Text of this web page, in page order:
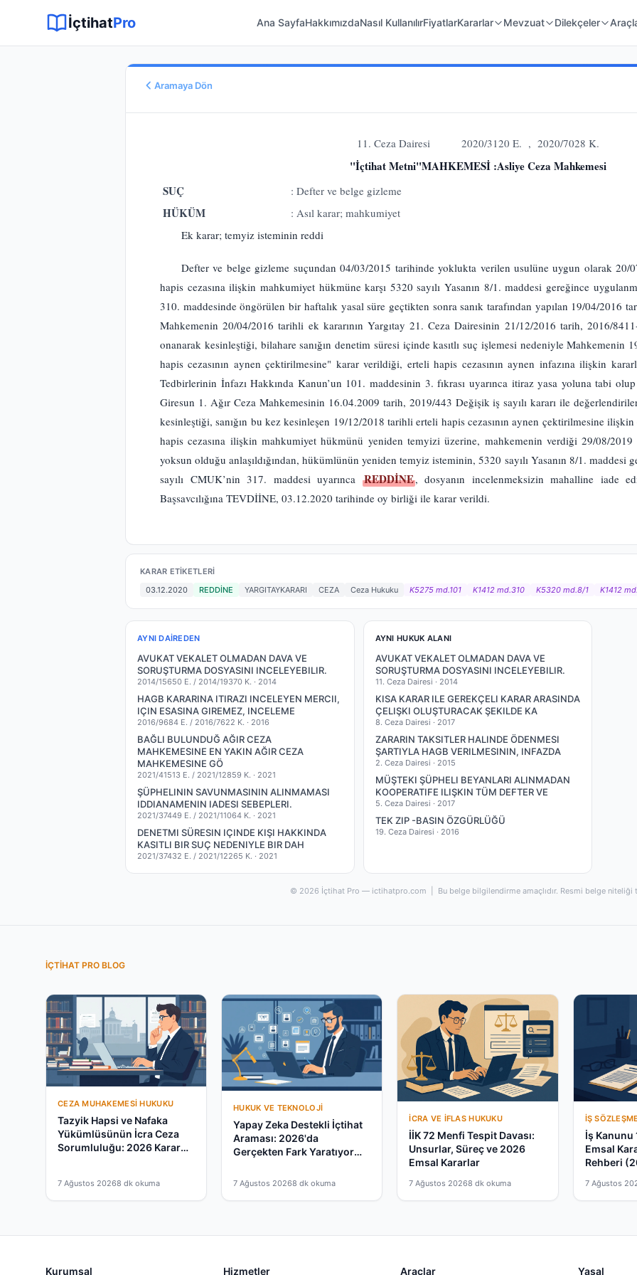
İçtihatPro Ana SayfaHakkımızdaNasıl KullanılırFiyatlarKararlar Mevzuat Dilekçeler
Aramaya Dön
Karar Tarihi
03.12.2020
Ceza Hukuku
11. Ceza Dairesi 2020/3120 E. , 2020/7028 K.
"İçtihat Metni"MAHKEMESİ :Asliye Ceza Mahkemesi
SUÇ
: Defter ve belge gizleme
HÜKÜM
: Asıl karar; mahkumiyet
Ek karar; temyiz isteminin reddi
Defter ve belge gizleme suçundan 04/03/2015 tarihinde yoklukta verilen usulüne uygun olarak 20/
hapis cezasına ilişkin mahkumiyet hükmüne karşı 5320 sayılı Yasanın 8/1. maddesi gereğince
310. maddesinde öngörülen bir haftalık yasal süre geçtikten sonra sanık tarafından yapılan 19/04/2016
Mahkemenin 20/04/2016 tarihli ek kararının Yargıtay 21. Ceza Dairesinin 21/12/2016 tarih, 2016/
onanarak kesinleştiği, bilahare sanığın denetim süresi içinde kasıtlı suç işlemesi nedeniyle Mahkemenin
hapis cezasının aynen çektirilmesine" karar verildiği, erteli hapis cezasının aynen infazına ilişkin
Tedbirlerinin İnfazı Hakkında Kanun’un 101. maddesinin 3. fıkrası uyarınca itiraz yasa yoluna tabi
Giresun 1. Ağır Ceza Mahkemesinin 16.04.2009 tarih, 2019/443 Değişik iş sayılı kararı ile
kesinleştiği, sanığın bu kez kesinleşen 19/12/2018 tarihli erteli hapis cezasının aynen çektirilmesine
hapis cezasına ilişkin mahkumiyet hükmünü yeniden temyizi üzerine, mahkemenin verdiği 29/08/
yoksun olduğu anlaşıldığından, hükümlünün yeniden temyiz isteminin, 5320 sayılı Yasanın 8/1. maddesi
sayılı CMUK’nin 317. maddesi uyarınca REDDİNE, dosyanın incelenmeksizin mahalline iade
Başsavcılığına TEVDİİNE, 03.12.2020 tarihinde oy birliği ile karar verildi.
KARAR ETIKETLERI
03.12.2020
REDDİNE YARGITAYKARARI CEZA Ceza Hukuku K5275 md.101 K1412 md.310 K5320 md.8/1 K1412
AYNI DAIREDEN
AVUKAT VEKALET OLMADAN DAVA VE
SORUŞTURMA DOSYASINI INCELEYEBILIR.
2014/15650 E. / 2014/19370 K. · 2014
HAGB KARARINA ITIRAZI INCELEYEN MERCII,
IÇIN ESASINA GIREMEZ, INCELEME
2016/9684 E. / 2016/7622 K. · 2016
BAĞLI BULUNDUĞ AĞIR CEZA
MAHKEMESINE EN YAKIN AĞIR CEZA
MAHKEMESINE GÖ
2021/41513 E. / 2021/12859 K. · 2021
ŞÜPHELININ SAVUNMASININ ALINMAMASI
IDDIANAMENIN IADESI SEBEPLERI.
2021/37449 E. / 2021/11064 K. · 2021
DENETMI SÜRESIN IÇINDE KIŞI HAKKINDA
KASITLI BIR SUÇ NEDENIYLE BIR DAH
2021/37432 E. / 2021/12265 K. · 2021
AYNI HUKUK ALANI
AVUKAT VEKALET OLMADAN DAVA VE
SORUŞTURMA DOSYASINI INCELEYEBILIR.
11. Ceza Dairesi · 2014
KISA KARAR ILE GEREKÇELI KARAR ARASINDA
ÇELIŞKI OLUŞTURACAK ŞEKILDE KA
8. Ceza Dairesi · 2017
ZARARIN TAKSITLER HALINDE ÖDENMESI
ŞARTIYLA HAGB VERILMESININ, INFAZDA
2. Ceza Dairesi · 2015
MÜŞTEKI ŞÜPHELI BEYANLARI ALINMADAN
KOOPERATIFE ILIŞKIN TÜM DEFTER VE
5. Ceza Dairesi · 2017
TEK ZIP -BASIN ÖZGÜRLÜĞÜ
19. Ceza Dairesi · 2016
© 2026 İçtihat Pro — ictihatpro.com | Bu belge bilgilendirme amaçlıdır. Resmi belge niteliği
İÇTIHAT PRO BLOG
CEZA MUHAKEMESI HUKUKU
Tazyik Hapsi ve Nafaka
Yükümlüsünün İcra Ceza
Sorumluluğu: 2026 Karar
7 Ağustos 20268 dk okuma
HUKUK VE TEKNOLOJI
Yapay Zeka Destekli İçtihat
Araması: 2026'da
Gerçekten Fark Yaratıyor
7 Ağustos 20268 dk okuma
İCRA VE İFLAS HUKUKU
İİK 72 Menfi Tespit Davası:
Unsurlar, Süreç ve 2026
Emsal Kararlar
7 Ağustos 20268 dk okuma
İŞ
İş Kanunu
Emsal
Rehberi
7 Ağustos
Kurumsal Hizmetler Araçlar Yasal